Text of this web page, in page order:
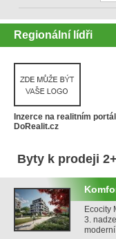
Regionální lídři
Inzerce na realitním
DoRealit.cz
Byty k prodeji
Ecocity
3.